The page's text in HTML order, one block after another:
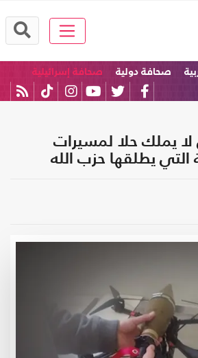
صحافة دولية صحافة إسرائيلية
يملك حلا لمسيرات
التي يطلقها حزب الله